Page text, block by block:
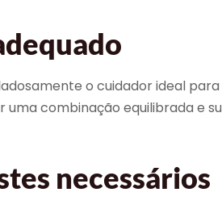
o cuidador ideal
combinação equilibrada e
necessários